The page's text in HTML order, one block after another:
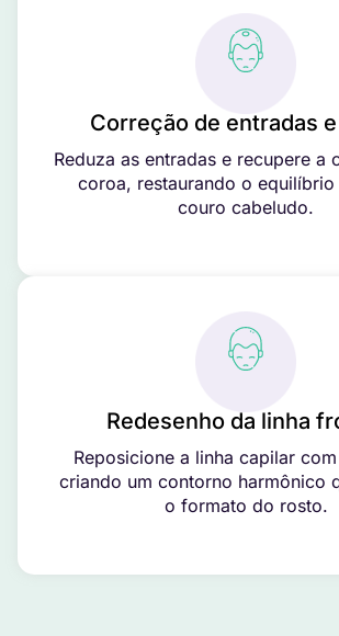
Correção de entradas
Reduza as entradas e recupere a
coroa, restaurando o equilíbrio
couro cabeludo.
Redesenho da linha
Reposicione a linha capilar
criando um contorno harmônico
o formato do rosto.